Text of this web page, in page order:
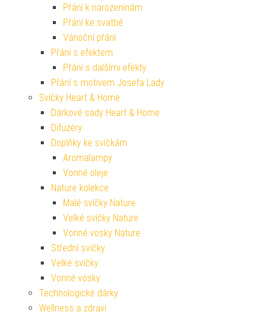
Přání k narozeninám
Přání ke svatbě
Vánoční přání
Přání s efektem
Přání s dalšími efekty
Přání s motivem Josefa Lady
Svíčky Heart & Home
Dárkové sady Heart & Home
Difuzéry
Doplňky ke svíčkám
Aromalampy
Vonné oleje
Nature kolekce
Malé svíčky Nature
Velké svíčky Nature
Vonné vosky Nature
Střední svíčky
Velké svíčky
Vonné vosky
Technologické dárky
Wellness a zdraví